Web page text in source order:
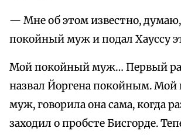
— Мне об этом известно,
покойный муж и подал Хауссу
Мой покойный муж… Первый
назвал Йоргена покойным.
муж, говорила она сама, когда
заходил о пробсте Бисгорде.